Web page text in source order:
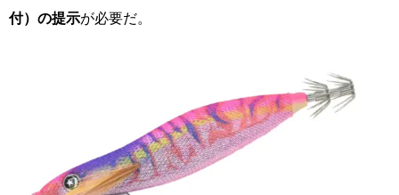
付）の提示が必要だ。